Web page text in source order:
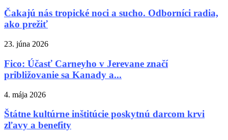
Čakajú nás tropické noci a sucho. Odborníci radia,
ako prežiť
23. júna 2026
Fico: Účasť Carneyho v Jerevane značí
približovanie sa Kanady a...
4. mája 2026
Štátne kultúrne inštitúcie poskytnú darcom krvi
zľavy a benefity